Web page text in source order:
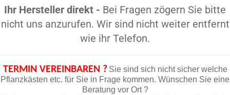
Ihr Hersteller direkt - Bei Fragen zögern Sie bitte
nicht uns anzurufen. Wir sind nicht weiter entfernt
wie ihr Telefon.
TERMIN VEREINBAREN ? Sie sind sich nicht sicher welche
Pflanzkästen etc. für Sie in Frage kommen. Wünschen Sie eine
Beratung vor Ort ?